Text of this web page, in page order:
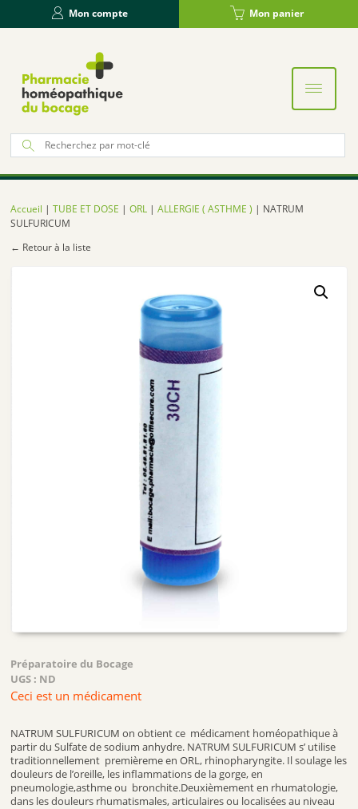
Mon compte Mon panier
:
Accueil |TUBE ET DOSE |ORL |ALLERGIE ( ASTHME ) | NATRUM
SULFURICUM
← Retour à la liste
Préparatoire du Bocage
UGS : ND
Ceci est un médicament
NATRUM SULFURICUM on obtient ce médicament homéopathique à
partir du Sulfate de sodium anhydre. NATRUM SULFURICUM s’ utilise
traditionnellement premièreme en ORL, rhinopharyngite. Il soulage les
douleurs de l’oreille, les inflammations de la gorge, en
pneumologie,asthme ou bronchite.Deuxièmement en rhumatologie,
dans les douleurs rhumatismales, articulaires ou localisées au niveau
Panneau de gestion des cookies